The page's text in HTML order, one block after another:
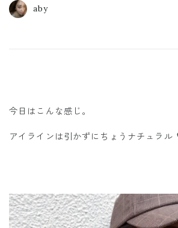
aby
今日はこんな感じ。
アイラインは引かずにちょうナチュラ